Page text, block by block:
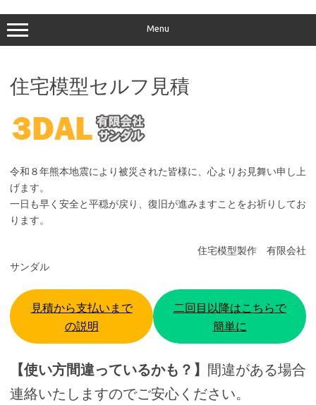
ン
テ
ン
ツ
Menu
住宅模型セルフ見積
令和８年熊本地震により被災された皆様に、心よりお見舞い申し上
げます。
一日も早く安全と平穏が戻り、復旧が進みますことをお祈りしてお
ります。
住宅模型製作 有限会社
サンダル
見積から支払いまで
の説明
二回目以降はこちらで
簡単に
【使い方間違っているかも？】 間違がある場合
連絡いたしますのでご安心ください。